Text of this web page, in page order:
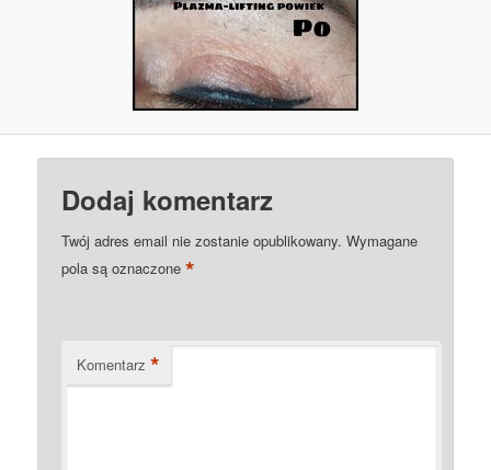
Dodaj komentarz
Twój adres email nie zostanie opublikowany. Wymagane
pola są oznaczone*
Komentarz *